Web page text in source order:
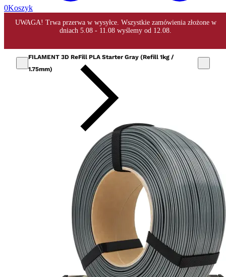
0Koszyk
FILAMENT 3D ReFill PLA Starter Gray (Refill 1kg /
1.75mm)